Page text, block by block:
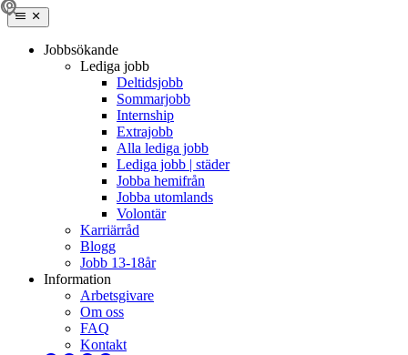
Jobbsökande
Lediga jobb
Deltidsjobb
Sommarjobb
Internship
Extrajobb
Alla lediga jobb
Lediga jobb | städer
Jobba hemifrån
Jobba utomlands
Volontär
Karriärråd
Blogg
Jobb 13-18år
Information
Arbetsgivare
Om oss
FAQ
Kontakt